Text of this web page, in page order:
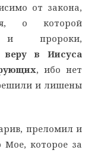
от закона,
о которой
и пророки,
веру в Иисуса
, ибо нет
и лишены
преломил и
Мое, которое за